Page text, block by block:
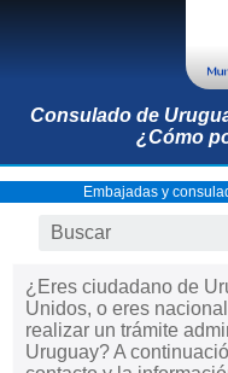
Consulado de
¿Cómo
Embajadas y
¿Eres ciudadano de
Unidos, o eres
realizar un trámite
Uruguay? A